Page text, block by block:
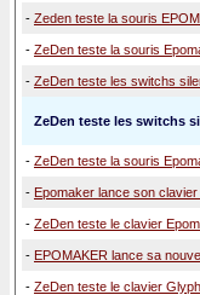
- Zeden teste la souris
- ZeDen teste la souris
- ZeDen teste les switchs
ZeDen teste les switchs
- ZeDen teste la souris
- Epomaker lance son clavier
- ZeDen teste le clavier
- EPOMAKER lance sa
- ZeDen teste le clavier Glyph